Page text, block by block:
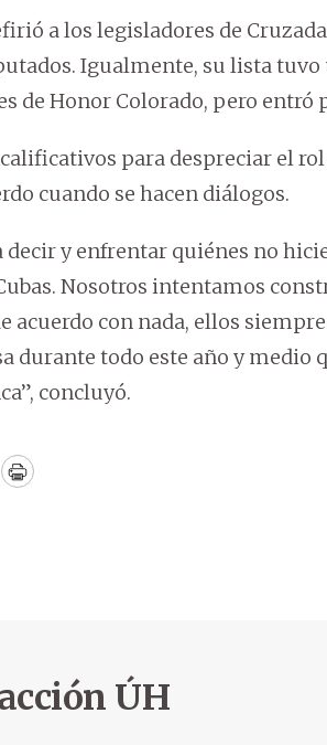
a los legisladores de
Igualmente, su lista
de Honor Colorado, pero entró
para despreciar el
cuando se hacen diálogos.
decir y enfrentar quiénes no
Nosotros intentamos
acuerdo con nada, ellos
durante todo este año y medio
concluyó.
Print
ÚH